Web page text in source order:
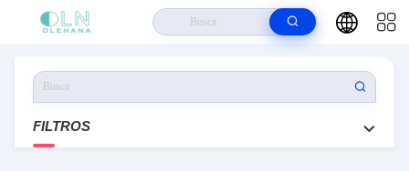
FILTROS